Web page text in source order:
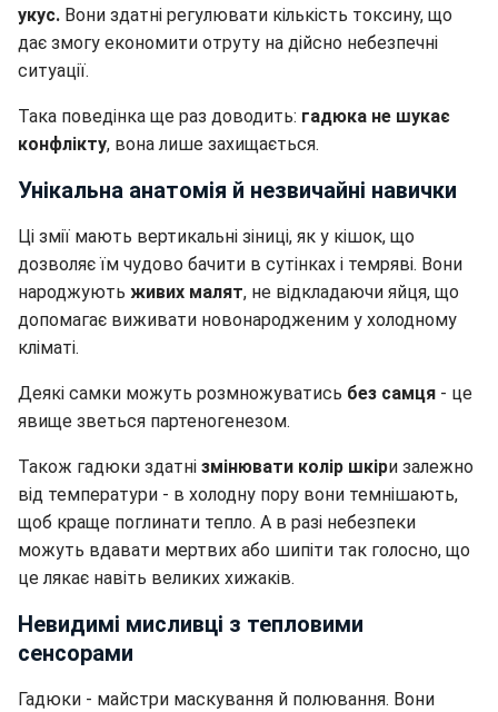
укус. Вони здатні регулювати кількість токсину, що
дає змогу економити отруту на дійсно небезпечні
ситуації.
Така поведінка ще раз доводить: гадюка не шукає
конфлікту, вона лише захищається.
Унікальна анатомія й незвичайні навички
Ці змії мають вертикальні зіниці, як у кішок, що
дозволяє їм чудово бачити в сутінках і темряві. Вони
народжують живих малят, не відкладаючи яйця, що
допомагає виживати новонародженим у холодному
кліматі.
Деякі самки можуть розмножуватись без самця - це
явище зветься партеногенезом.
Також гадюки здатні змінювати колір шкіри залежно
від температури - в холодну пору вони темнішають,
щоб краще поглинати тепло. А в разі небезпеки
можуть вдавати мертвих або шипіти так голосно, що
це лякає навіть великих хижаків.
Невидимі мисливці з тепловими
сенсорами
Гадюки - майстри маскування й полювання. Вони